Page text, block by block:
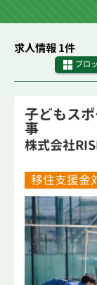
求人情報 1件
ブロ
子どもス
事
株式会社
移住支援金